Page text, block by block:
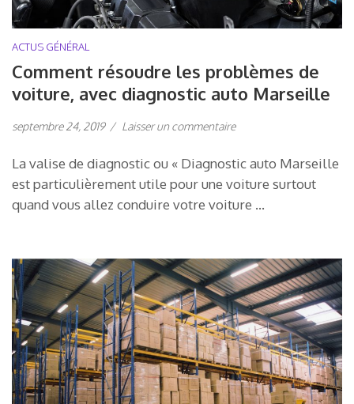
ACTUS GÉNÉRAL
Comment résoudre les problèmes de
voiture, avec diagnostic auto Marseille
septembre 24, 2019 / Laisser un commentaire
La valise de diagnostic ou « Diagnostic auto Marseille
est particulièrement utile pour une voiture surtout
quand vous allez conduire votre voiture …